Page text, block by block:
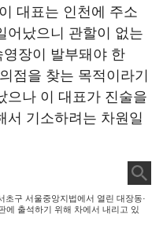
대표는 인천에 주소
어났으니 관할이 없는
장이 발부돼야 한
점을 찾는 목적이라기
으나 이 대표가 진술을
서 기소하려는 차원일
초구 서울중앙지법에서 열린 대장동·
에 출석하기 위해 차에서 내리고 있